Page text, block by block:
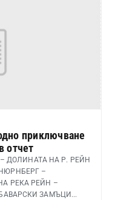
приключване
отчет
– ДОЛИНАТА НА Р. РЕЙН
–
РЕКА РЕЙН –
ЗАМЪЦИ...